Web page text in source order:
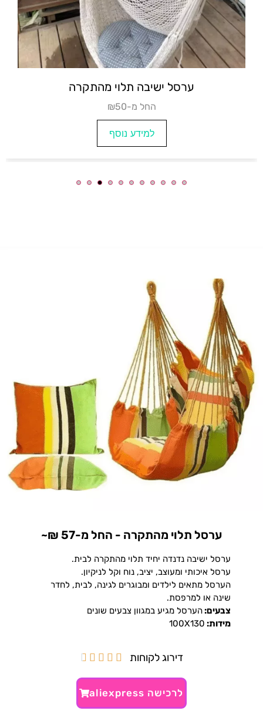
כיסא תלוי מהתקרה
₪החל מ- 118
למידע נוסף
ערסל תלוי מהתקרה - החל מ-57 ₪~
ערסל ישיבה נדנדה יחיד תלוי מהתקרה לבית.
ערסל איכותי ומעוצב, יציב, נוח וקל לניקיון.
הערסל מתאים לילדים ומבוגרים לגינה, לבית, לחדר
שינה או למרפסת.
צבעים:הערסל מגיע במגוון צבעים שונים
מידות: 100X130
דירוג לקוחות 




לרכישה aliexpress